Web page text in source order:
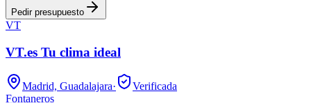
Pedir presupuesto
VT
VT.es Tu clima ideal
Madrid, Guadalajara·
Verificada
Fontaneros